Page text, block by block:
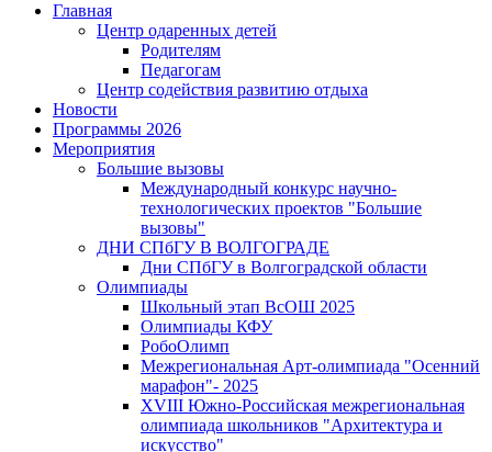
Главная
Центр одаренных детей
Родителям
Педагогам
Центр содействия развитию отдыха
Новости
Программы 2026
Мероприятия
Большие вызовы
Международный конкурс научно-
технологических проектов "Большие
вызовы"
ДНИ СПбГУ В ВОЛГОГРАДЕ
Дни СПбГУ в Волгоградской области
Олимпиады
Школьный этап ВсОШ 2025
Олимпиады КФУ
РобоОлимп
Межрегиональная Арт-олимпиада "Осенний
марафон"- 2025
XVIII Южно-Российская межрегиональная
олимпиада школьников "Архитектура и
искусство"